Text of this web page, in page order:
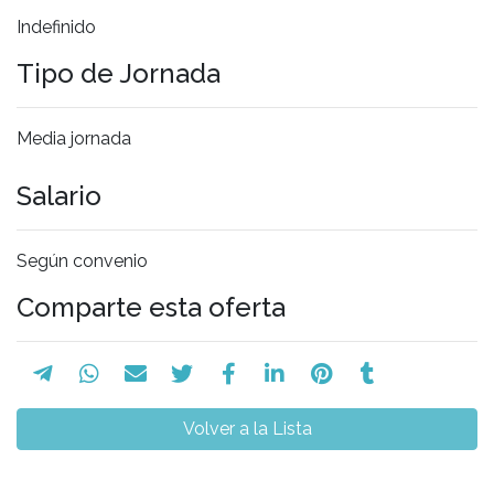
Indefinido
Tipo de Jornada
Media jornada
Salario
Según convenio
Comparte esta oferta
Volver a la Lista